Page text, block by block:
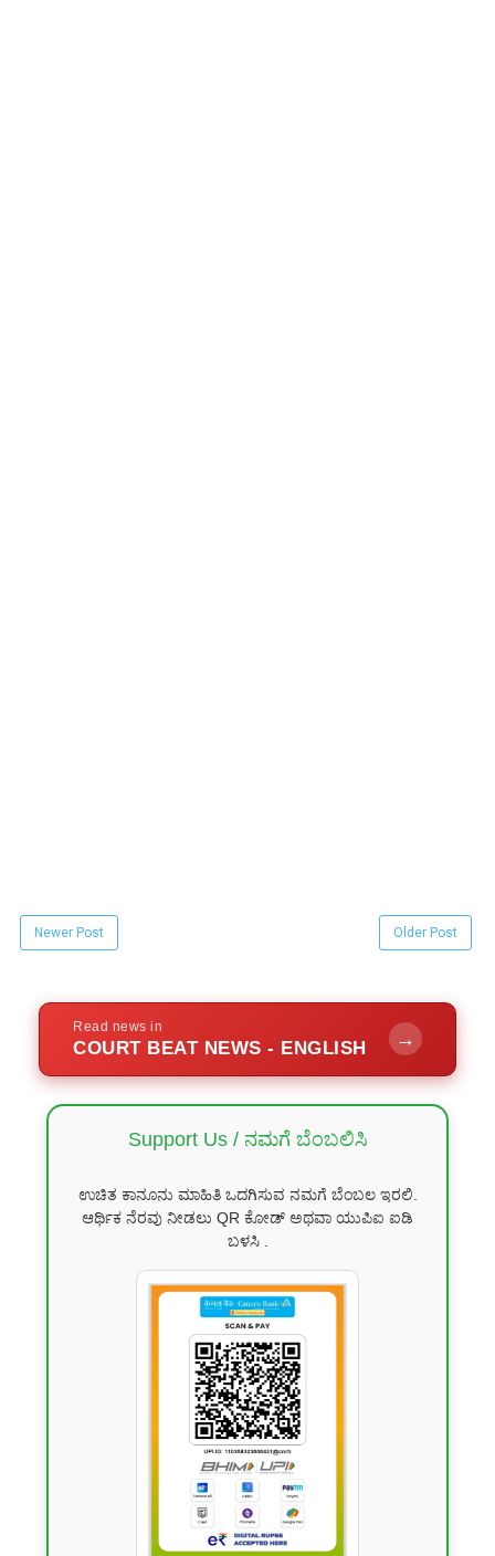
Newer Post Older Post
Read news in
COURT BEAT NEWS - ENGLISH →
Support Us / ನಮಗೆ ಬೆಂಬಲಿಸಿ
ಉಚಿತ ಕಾನೂನು ಮಾಹಿತಿ ಒದಗಿಸುವ ನಮಗೆ ಬೆಂಬಲ ಇರಲಿ.
ಆರ್ಥಿಕ ನೆರವು ನೀಡಲು QR ಕೋಡ್ ಅಥವಾ ಯುಪಿಐ ಐಡಿ
ಬಳಸಿ .